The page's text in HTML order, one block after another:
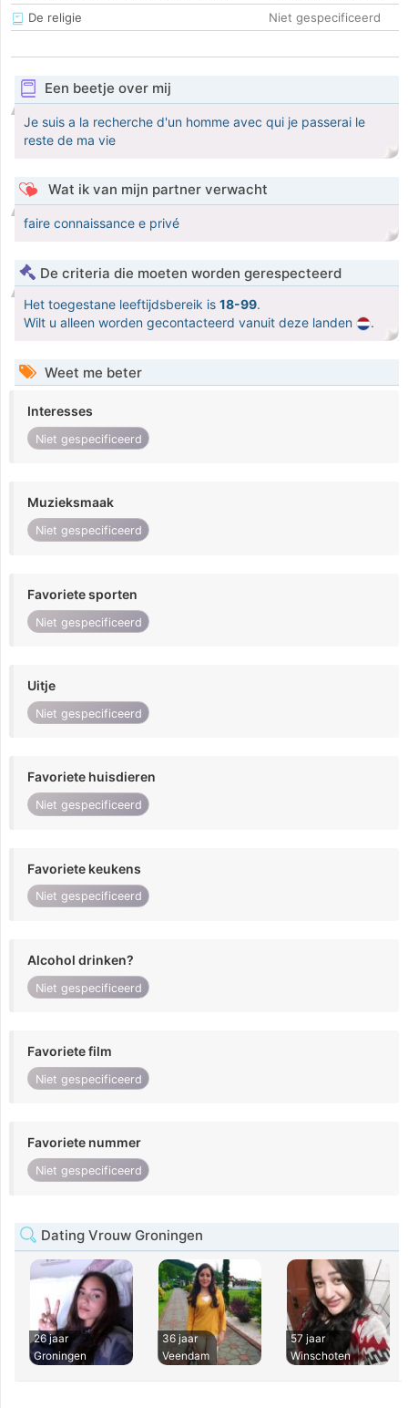
De religie
Niet gespecificeerd
Een beetje over mij
Je suis a la recherche d'un homme avec qui je passerai le
reste de ma vie
Wat ik van mijn partner verwacht
faire connaissance e privé
De criteria die moeten worden gerespecteerd
Het toegestane leeftijdsbereik is 18-99.
Wilt u alleen worden gecontacteerd vanuit deze landen
.
Weet me beter
Interesses
Niet gespecificeerd
Muzieksmaak
Niet gespecificeerd
Favoriete sporten
Niet gespecificeerd
Uitje
Niet gespecificeerd
Favoriete huisdieren
Niet gespecificeerd
Favoriete keukens
Niet gespecificeerd
Alcohol drinken?
Niet gespecificeerd
Favoriete film
Niet gespecificeerd
Favoriete nummer
Niet gespecificeerd
Dating Vrouw Groningen
26 jaar
Groningen
36 jaar
Veendam
57 jaar
Winschoten